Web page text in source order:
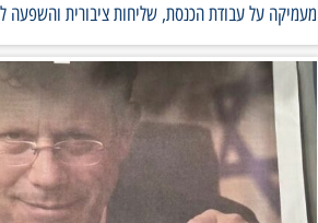
מעמיקה על עבודת הכנסת, שליחות ציבורית והשפעה